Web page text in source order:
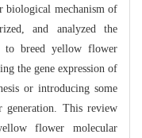
biological mechanism of
and analyzed the
to breed yellow flower
the gene expression of
or introducing some
generation. This review
flower molecular